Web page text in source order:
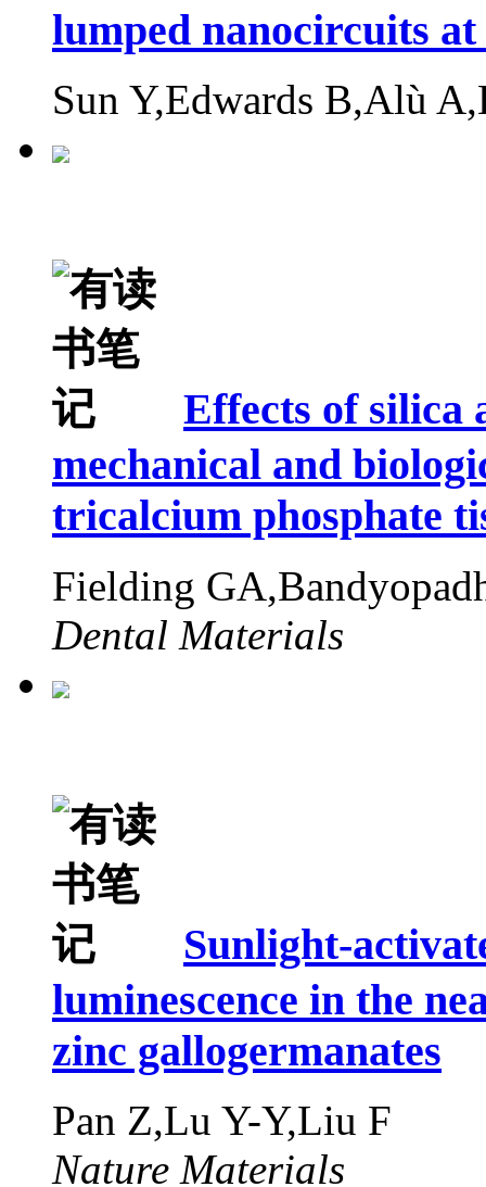
lumped nanocircuits
Sun Y,Edwards B,Alù
Effects of silica
mechanical and
tricalcium phosphate
Fielding
Dental Materials
Sunlight-
luminescence in the
zinc gallogermanates
Pan Z,Lu Y-Y,Liu F
Nature Materials